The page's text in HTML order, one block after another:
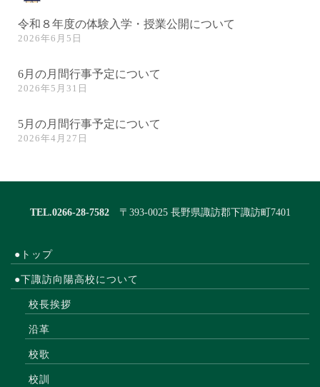
令和８年度の体験入学・授業公開について
2026年6月5日
6月の月間行事予定について
2026年5月31日
5月の月間行事予定について
2026年4月27日
TEL.0266-28-7582 〒393-0025 長野県諏訪郡下諏訪町7401
●トップ
●下諏訪向陽高校について
校長挨拶
沿革
校歌
校訓